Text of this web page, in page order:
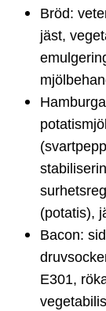
Bröd:
jäst,
(potatis),
Bacon:
E301,